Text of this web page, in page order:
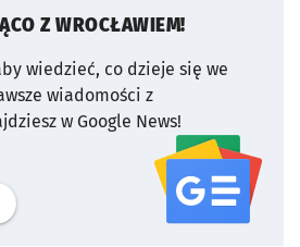
Z WROCŁAWIEM!
wiedzieć, co dzieje się we
wiadomości z
w Google News!
serwisu